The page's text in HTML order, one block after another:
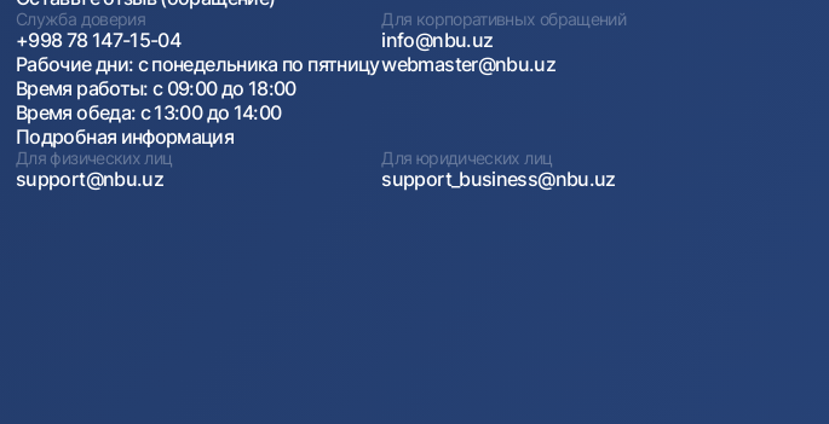
Служба доверия
+998 78 147-15-04
Рабочие дни: с понедельника по пятницу
Время работы: с 09:00 до 18:00
Время обеда: с 13:00 до 14:00
Подробная информация
Для корпоративных обращений
info@nbu.uz
webmaster@nbu.uz
Для физических лиц
support@nbu.uz
Для юридических лиц
support_business@nbu.uz